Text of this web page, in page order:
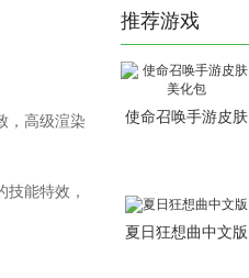
，高级渲染
能特效，
推荐游戏
使命召唤手游皮肤
夏日狂想曲中文版